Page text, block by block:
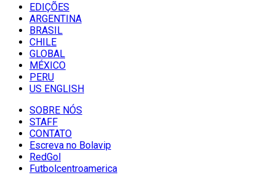
EDIÇÕES
ARGENTINA
BRASIL
CHILE
GLOBAL
MÉXICO
PERU
US ENGLISH
SOBRE NÓS
STAFF
CONTATO
Escreva no Bolavip
RedGol
Futbolcentroamerica